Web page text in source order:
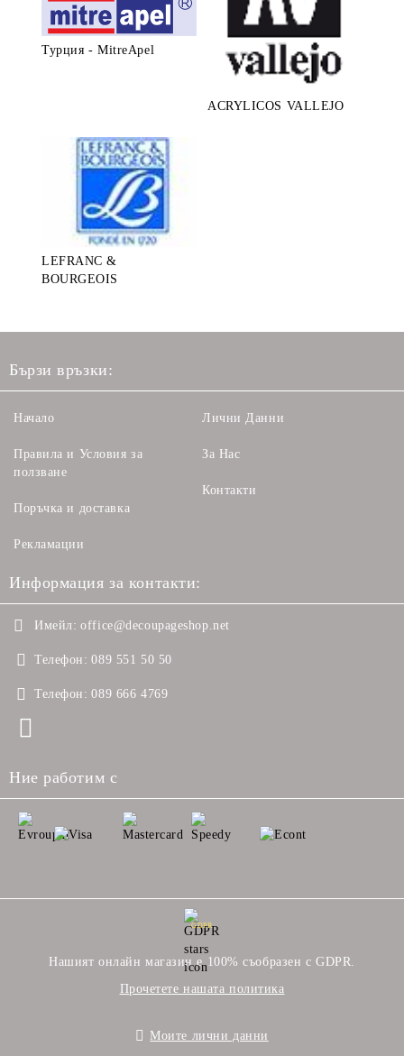
Турция - MitreApel
ACRYLICOS VALLEJO
LEFRANC &
BOURGEOIS
Бързи връзки:
Начало
Правила и Условия за
ползване
Поръчка и доставка
Рекламации
Лични Данни
За Нас
Контакти
Информация за контакти:
Имейл: office@decoupageshop.net
Телефон: 089 551 50 50
Телефон: 089 666 4769
Ние работим с
GDPR
Нашият онлайн магазин е 100% съобразен с GDPR.
Прочетете нашата политика
Моите лични данни